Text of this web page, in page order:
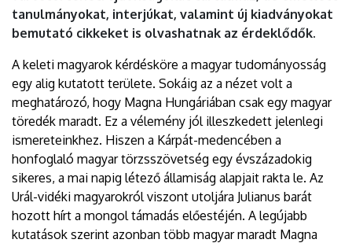
tanulmányokat, interjúkat, valamint új kiadványokat
bemutató cikkeket is olvashatnak az érdeklődők.
A keleti magyarok kérdésköre a magyar tudományosság
egy alig kutatott területe. Sokáig az a nézet volt a
meghatározó, hogy Magna Hungáriában csak egy magyar
töredék maradt. Ez a vélemény jól illeszkedett jelenlegi
ismereteinkhez. Hiszen a Kárpát-medencében a
honfoglaló magyar törzsszövetség egy évszázadokig
sikeres, a mai napig létező államiság alapjait rakta le. Az
Urál-vidéki magyarokról viszont utoljára Julianus barát
hozott hírt a mongol támadás előestéjén. A legújabb
kutatások szerint azonban több magyar maradt Magna